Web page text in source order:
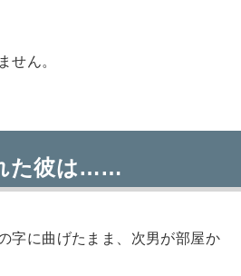
せん。
た彼は……
字に曲げたまま、次男が部屋か